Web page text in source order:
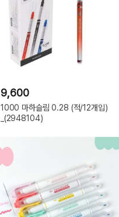
9,600
1000 마하슬림 0.28 (적/12개입)
_(2948104)